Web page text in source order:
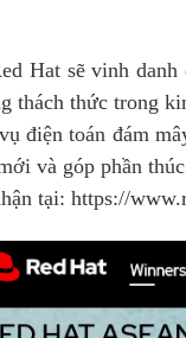
Hat sẽ vinh
thách thức trong
điện toán đám
và góp phần
tại: https://